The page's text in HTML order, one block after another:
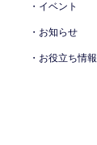
・イベント
・お知らせ
・お役立ち情報